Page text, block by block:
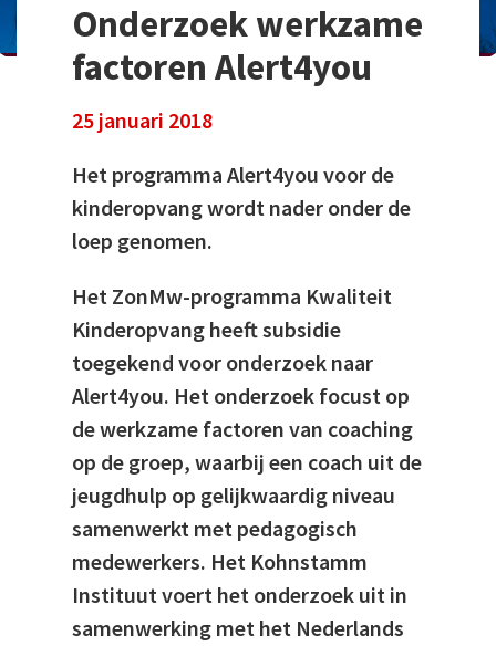
Onderzoek werkzame
factoren Alert4you
25 januari 2018
Het programma Alert4you voor de
kinderopvang wordt nader onder de
loep genomen.
Het ZonMw-programma Kwaliteit
Kinderopvang heeft subsidie
toegekend voor onderzoek naar
Alert4you. Het onderzoek focust op
de werkzame factoren van coaching
op de groep, waarbij een coach uit de
jeugdhulp op gelijkwaardig niveau
samenwerkt met pedagogisch
medewerkers. Het Kohnstamm
Instituut voert het onderzoek uit in
samenwerking met het Nederlands